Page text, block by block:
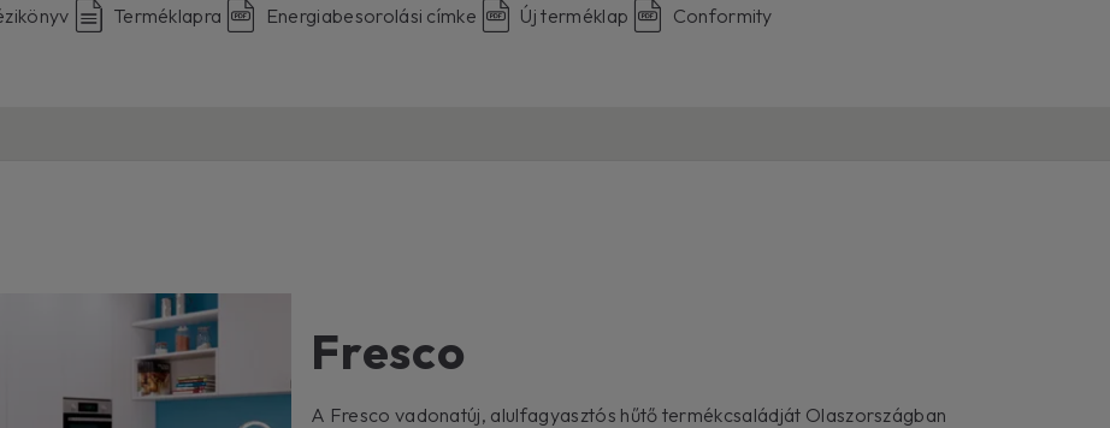
Terméklapra Energiabesorolási címke Új terméklap Conformity
Fresco
A Fresco vadonatúj, alulfagyasztós hűtő termékcsaládját Olaszországban